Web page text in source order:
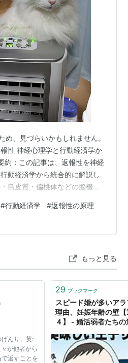
、見づらいかもしれません。
性 神経心理学と行動経済学か
約：この記事は、返報性を神経
動経済学から統合的に解説し
島皮質・偏桃体などの脳機
）を用いて、なぜ人は「お返
らかにします。義務化・心理
どの歪みも検討し、介護・医
人間社会の“心理的通貨” 第1章
…
#行動経済学 #返報性の原理
もっと見る
んり、英:
が他者から
返すことを
29 ブックマーク
スピード婚が多いア
理由、妊娠年齢の壁
４】 - 婚活弱者たち